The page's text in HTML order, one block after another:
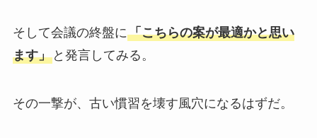
そして会議の終盤に「こちらの案が最適かと思い
ます」と発言してみる。
その一撃が、古い慣習を壊す風穴になるはずだ。